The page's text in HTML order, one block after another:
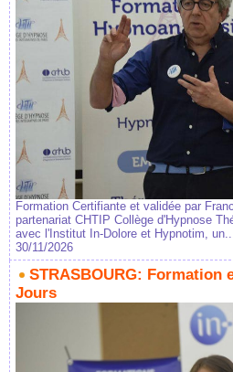
Formation Certifiante et validée par
partenariat CHTIP Collège d'Hypnose
avec l'Institut In-Dolore et Hypnotim, un...
30/11/2026
STRASBOURG: Formation
Jours